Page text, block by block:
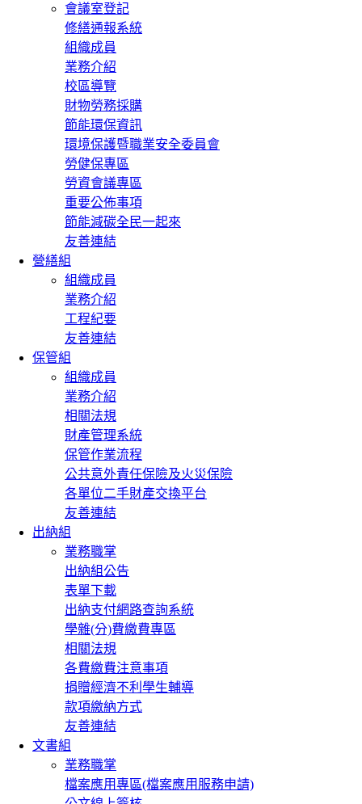
會議室登記
修繕通報系統
組織成員
業務介紹
校區導覽
財物勞務採購
節能環保資訊
環境保護暨職業安全委員會
勞健保專區
勞資會議專區
重要公佈事項
節能減碳全民一起來
友善連結
營繕組
組織成員
業務介紹
工程紀要
友善連結
保管組
組織成員
業務介紹
相關法規
財產管理系統
保管作業流程
公共意外責任保險及火災保險
各單位二手財產交換平台
友善連結
出納組
業務職掌
出納組公告
表單下載
出納支付網路查詢系統
學雜(分)費繳費專區
相關法規
各費繳費注意事項
捐贈經濟不利學生輔導
款項繳納方式
友善連結
文書組
業務職掌
檔案應用專區(檔案應用服務申請)